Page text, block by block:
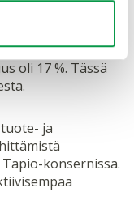
kyky tuottaa
oli 17 %. Tässä
ja
konsernissa.